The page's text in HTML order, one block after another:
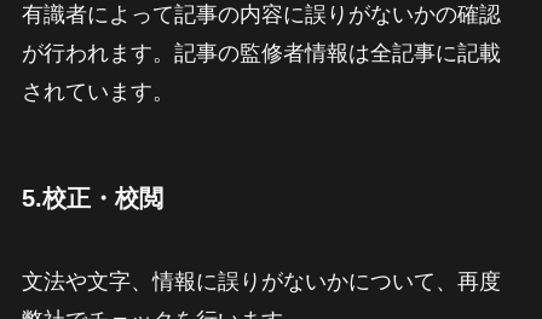
有識者によって記事の内容に誤りがないかの確認
が行われます。記事の監修者情報は全記事に記載
されています。
5.校正・校閲
文法や文字、情報に誤りがないかについて、再度